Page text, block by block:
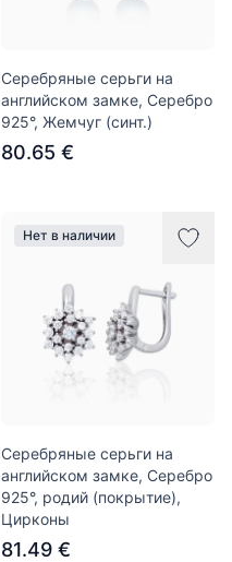
Серебряные серьги на
английском замке, Серебро
925°, Жемчуг (синт.)
80.65 €
Нет в наличии
Серебряные серьги на
английском замке, Серебро
925°, родий (покрытие),
Цирконы
81.49 €